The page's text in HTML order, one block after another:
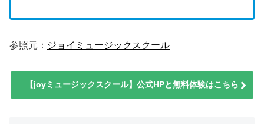
参照元： ジョイミュージックスクール
【joyミュージックスクール】公式HPと無料体験はこちら